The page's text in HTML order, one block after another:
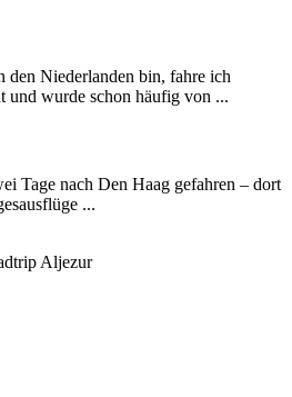
den Niederlanden bin, fahre ich
und wurde schon häufig von ...
Tage nach Den Haag gefahren – dort
...